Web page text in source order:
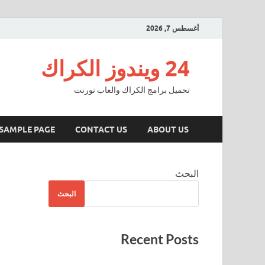
أغسطس 7, 2026
24 ويندوز الكراك
تحميل برامج الكراك والعاب تورنت
ABOUT US
CONTACT US
PAGE
البحث
البحث
Recent Posts